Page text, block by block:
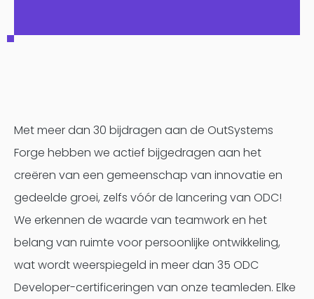
Met meer dan 30 bijdragen aan de OutSystems
Forge hebben we actief bijgedragen aan het
creëren van een gemeenschap van innovatie en
gedeelde groei, zelfs vóór de lancering van ODC!
We erkennen de waarde van teamwork en het
belang van ruimte voor persoonlijke ontwikkeling,
wat wordt weerspiegeld in meer dan 35 ODC
Developer-certificeringen van onze teamleden. Elke